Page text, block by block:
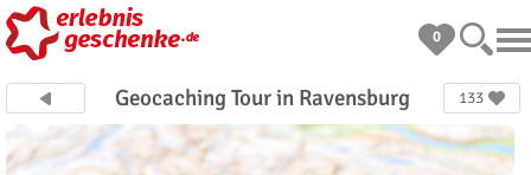
0
Geocaching Tour in Ravensburg 133